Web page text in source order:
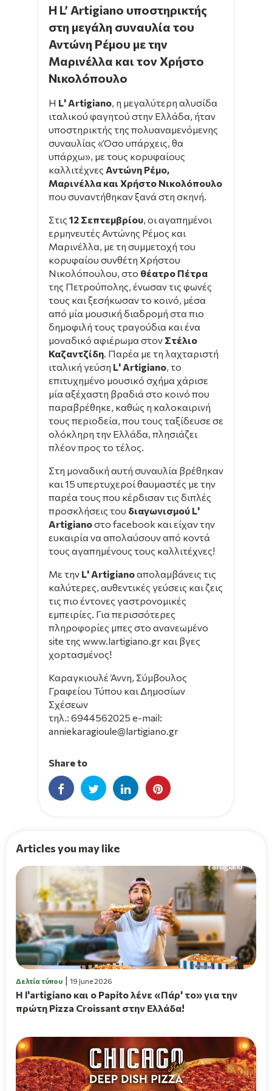
Η L’ Artigiano υποστηρικτής
στη μεγάλη συναυλία του
Αντώνη Ρέμου με την
Μαρινέλλα και τον Χρήστο
Νικολόπουλο
Η L' Artigiano, η μεγαλύτερη αλυσίδα
ιταλικού φαγητού στην Ελλάδα, ήταν
υποστηρικτής της πολυαναμενόμενης
συναυλίας «Όσο υπάρχεις, θα
υπάρχω», με τους κορυφαίους
καλλιτέχνες Αντώνη Ρέμο,
Μαρινέλλα και Χρήστο Νικολόπουλο
που συναντήθηκαν ξανά στη σκηνή.
Στις 12 Σεπτεμβρίου, οι αγαπημένοι
ερμηνευτές Αντώνης Ρέμος και
Μαρινέλλα, με τη συμμετοχή του
κορυφαίου συνθέτη Χρήστου
Νικολόπουλου, στο θέατρο Πέτρα
της Πετρούπολης, ένωσαν τις φωνές
τους και ξεσήκωσαν το κοινό, μέσα
από μία μουσική διαδρομή στα πιο
δημοφιλή τους τραγούδια και ένα
μοναδικό αφιέρωμα στον Στέλιο
Καζαντζίδη. Παρέα με τη λαχταριστή
ιταλική γεύση L' Artigiano, το
επιτυχημένο μουσικό σχήμα χάρισε
μία αξέχαστη βραδιά στο κοινό που
παραβρέθηκε, καθώς η καλοκαιρινή
τους περιοδεία, που τους ταξίδευσε σε
ολόκληρη την Ελλάδα, πλησιάζει
πλέον προς το τέλος.
Στη μοναδική αυτή συναυλία βρέθηκαν
και 15 υπερτυχεροί θαυμαστές με την
παρέα τους που κέρδισαν τις διπλές
προσκλήσεις του διαγωνισμού L'
Artigianoστο facebook και είχαν την
ευκαιρία να απολαύσουν από κοντά
τους αγαπημένους τους καλλιτέχνες!
Με την L' Artigianoαπολαμβάνεις τις
καλύτερες, αυθεντικές γεύσεις και ζεις
τις πιο έντονες γαστρονομικές
εμπειρίες. Για περισσότερες
πληροφορίες μπες στο ανανεωμένο
site της www.lartigiano.gr και βγες
χορτασμένος!
Καραγκιουλέ Άννη, Σύμβουλος
Γραφείου Τύπου και Δημοσίων
Σχέσεων
τηλ.: 6944562025 e-mail:
anniekaragioule@lartigiano.gr
Share to
Articles you may like
Δελτία τύπου 19 June 2026
H l'artigiano και ο Papito λένε «Πάρ' το» για την
πρώτη Pizza Croissant στην Ελλάδα!